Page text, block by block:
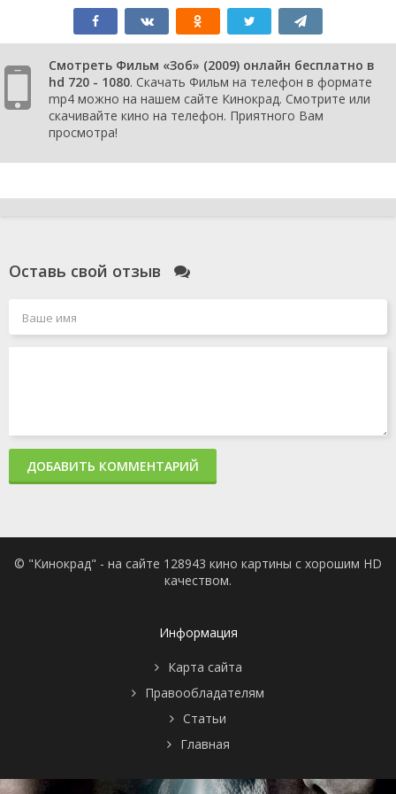
Смотреть Фильм «Зоб» (2009) онлайн бесплатно в
hd 720 - 1080. Скачать Фильм на телефон в формате
mp4 можно на нашем сайте Кинокрад. Смотрите или
скачивайте кино на телефон. Приятного Вам
просмотра!
Оставь свой отзыв
ДОБАВИТЬ КОММЕНТАРИЙ
© "Кинокрад" - на сайте 128943 кино картины с хорошим HD
качеством.
Информация
Карта сайта
Правообладателям
Статьи
Главная